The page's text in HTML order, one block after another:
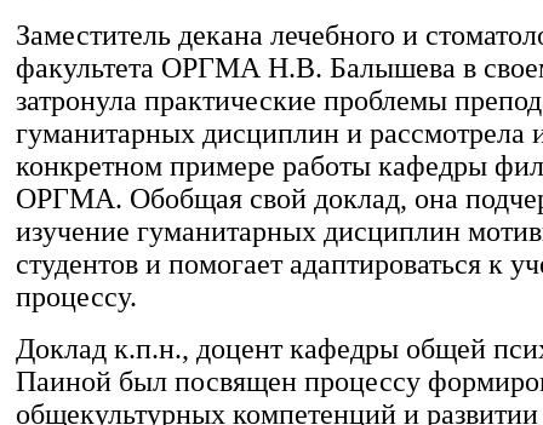
Заместитель декана лечебного и
факультета ОРГМА Н.В. Балышева в
затронула практические проблемы
гуманитарных дисциплин и рассмотрела
конкретном примере работы кафедры
ОРГМА. Обобщая свой доклад, она
изучение гуманитарных дисциплин
студентов и помогает адаптироваться к
процессу.
Доклад к.п.н., доцент кафедры общей
Паиной был посвящен процессу
общекультурных компетенций и